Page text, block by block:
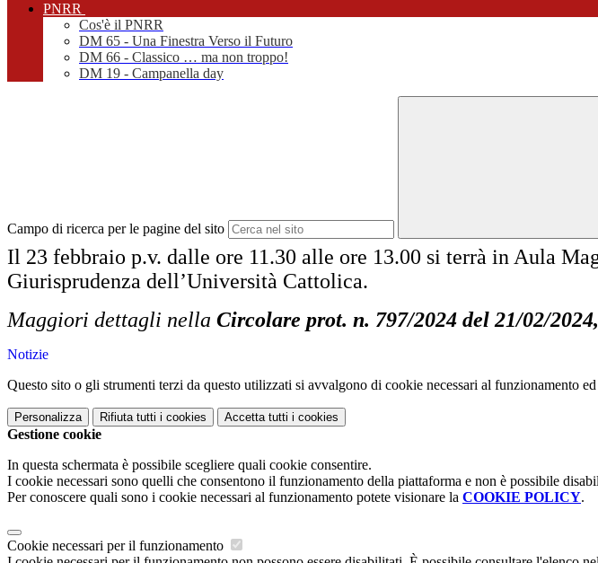
PNRR
Cos'è il PNRR
DM 65 - Una Finestra Verso il Futuro
DM 66 - Classico … ma non troppo!
DM 19 - Campanella day
Campo di ricerca per le pagine del sito
Il 23 febbraio p.v. dalle ore 11.30 alle ore 13.00 si terrà in Aula
Giurisprudenza dell’Università Cattolica.
Maggiori dettagli nella Circolare prot. n. 797/2024 del 21/02/
Notizie
Questo sito o gli strumenti terzi da questo utilizzati si avvalgono di cookie necessari al funzionamento
Personalizza Rifiuta tutti i cookies Accetta tutti i cookies
Gestione cookie
In questa schermata è possibile scegliere quali cookie consentire.
I cookie necessari sono quelli che consentono il funzionamento della piattaforma e non è possibile
Per conoscere quali sono i cookie necessari al funzionamento potete visionare la COOKIE POLICY.
Cookie necessari per il funzionamento